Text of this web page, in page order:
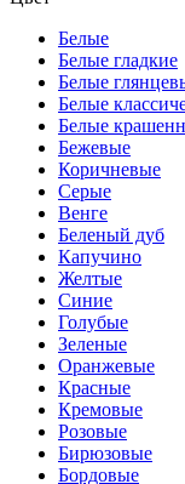
Белые
Белые гладкие
Белые
Белые
Белые
Бежевые
Коричневые
Серые
Венге
Беленый дуб
Капучино
Желтые
Синие
Голубые
Зеленые
Оранжевые
Красные
Кремовые
Розовые
Бирюзовые
Бордовые